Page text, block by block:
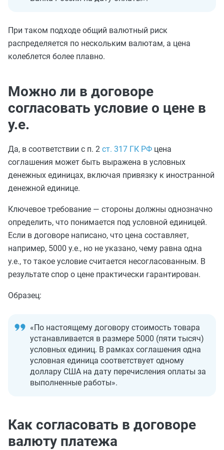
При таком подходе общий валютный риск
распределяется по нескольким валютам, а цена
колеблется более плавно.
Можно ли в договоре
согласовать условие о цене в
у.е.
Да, в соответствии с п. 2 ст. 317 ГК РФ цена
соглашения может быть выражена в условных
денежных единицах, включая привязку к иностранной
денежной единице.
Ключевое требование — стороны должны однозначно
определить, что понимается под условной единицей.
Если в договоре написано, что цена составляет,
например, 5000 у.е., но не указано, чему равна одна
у.е., то такое условие считается несогласованным. В
результате спор о цене практически гарантирован.
Образец:
«По настоящему договору стоимость товара
устанавливается в размере 5000 (пяти тысяч)
условных единиц. В рамках соглашения одна
условная единица соответствует одному
доллару США на дату перечисления оплаты за
выполненные работы».
Как согласовать в договоре
валюту платежа